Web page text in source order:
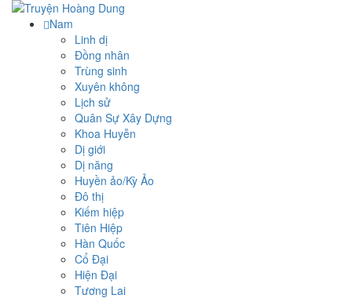
Nam
Linh dị
Đồng nhân
Trùng sinh
Xuyên không
Lịch sử
Quân Sự Xây Dựng
Khoa Huyễn
Dị giới
Dị năng
Huyền ảo/Kỳ Ảo
Đô thị
Kiếm hiệp
Tiên Hiệp
Hàn Quốc
Cổ Đại
Hiện Đại
Tương Lai